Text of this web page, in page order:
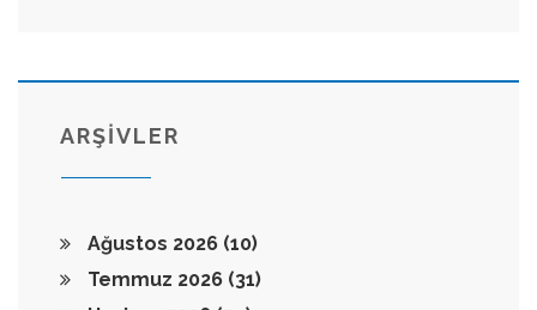
ARŞİVLER
Ağustos 2026 (10)
Temmuz 2026 (31)